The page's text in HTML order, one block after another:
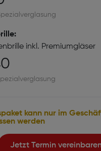
inkl. Premiumgläser
kann nur im
werden
Jetzt Termin